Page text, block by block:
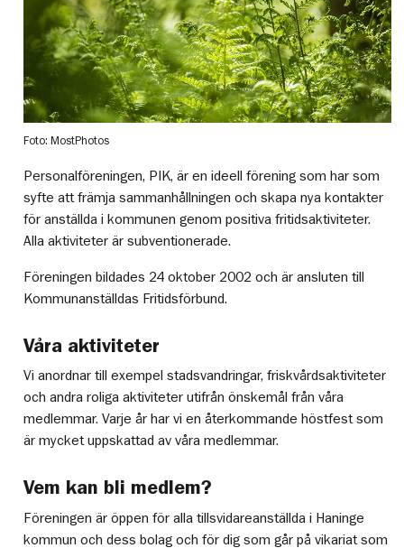
Foto: MostPhotos
Personalföreningen, PIK, är en ideell förening som har som
syfte att främja sammanhållningen och skapa nya kontakter
för anställda i kommunen genom positiva fritidsaktiviteter.
Alla aktiviteter är subventionerade.
Föreningen bildades 24 oktober 2002 och är ansluten till
Kommunanställdas Fritidsförbund.
Våra aktiviteter
Vi anordnar till exempel stadsvandringar, friskvårdsaktiviteter
och andra roliga aktiviteter utifrån önskemål från våra
medlemmar. Varje år har vi en återkommande höstfest som
är mycket uppskattad av våra medlemmar.
Vem kan bli medlem?
Föreningen är öppen för alla tillsvidareanställda i Haninge
kommun och dess bolag och för dig som går på vikariat som